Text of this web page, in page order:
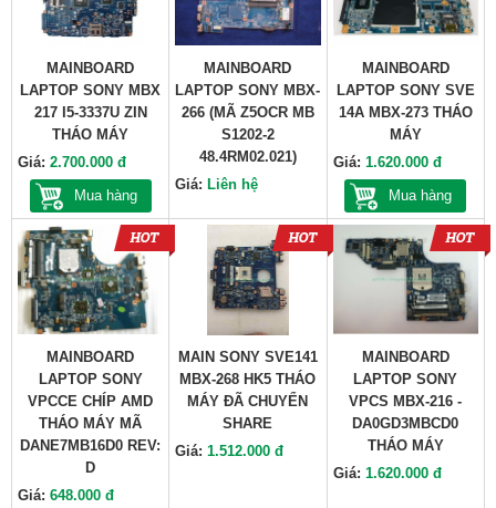
MAINBOARD
LAPTOP SONY MBX
217 I5-3337U ZIN
THÁO MÁY
Giá: 2.700.000 đ
Mua hàng
MAINBOARD
LAPTOP SONY MBX-
266 (MÃ Z5OCR MB
S1202-2
48.4RM02.021)
Giá: Liên hệ
MAINBOARD
LAPTOP SONY SVE
14A MBX-273 THÁO
MÁY
Giá: 1.620.000 đ
Mua hàng
MAINBOARD
LAPTOP SONY
VPCCE CHÍP AMD
THÁO MÁY MÃ
DANE7MB16D0 REV:
D
Giá: 648.000 đ
MAIN SONY SVE141
MBX-268 HK5 THÁO
MÁY ĐÃ CHUYỂN
SHARE
Giá:1.512.000 đ
MAINBOARD
LAPTOP SONY
VPCS MBX-216 -
DA0GD3MBCD0
THÁO MÁY
Giá: 1.620.000 đ